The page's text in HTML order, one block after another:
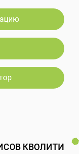
КВОЛИТИ